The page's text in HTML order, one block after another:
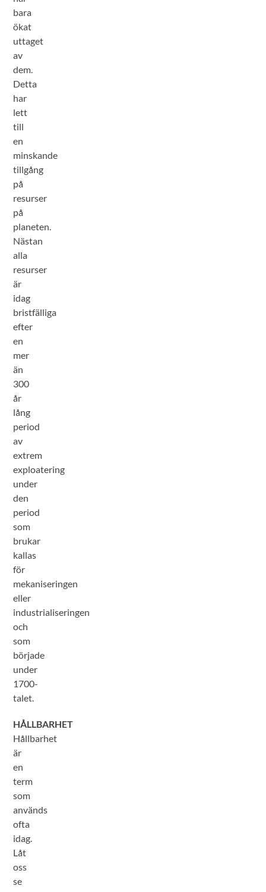
bara
ökat
uttaget
av
dem.
Detta
har
lett
till
en
minskande
tillgång
på
resurser
på
planeten.
Nästan
alla
resurser
är
idag
bristfälliga
efter
en
mer
än
300
år
lång
period
av
extrem
exploatering
under
den
period
som
brukar
kallas
för
mekaniseringen
eller
industrialiseringen
och
som
började
under
1700-
talet.
HÅLLBARHET
Hållbarhet
är
en
term
som
används
ofta
idag.
Låt
oss
se